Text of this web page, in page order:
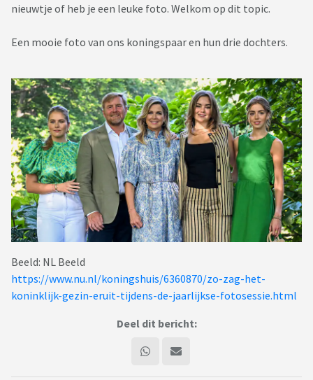
nieuwtje of heb je een leuke foto. Welkom op dit topic.
Een mooie foto van ons koningspaar en hun drie dochters.
Beeld: NL Beeld
https://www.nu.nl/koningshuis/6360870/zo-zag-het-
koninklijk-gezin-eruit-tijdens-de-jaarlijkse-fotosessie.html
Deel dit bericht: